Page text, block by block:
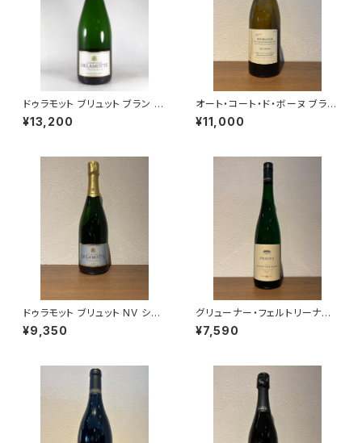
ドゥラモット ブリュット ブラン ド
ブラン NV 750ml シャンパーニ
ュ フランス シャルドネ100％
¥13,200
オート・コート・ド・ボーヌ ブラン
レ・コテ・グラニト 2022 ドメー
ヌ・ド・カシオペ 白ワイン 750m
¥11,000
ドゥラモット ブリュット NV シャ
ンパーニュ 750ml
¥9,350
グリューナー・フェルトリーナー
ヒンター・デル・ブルグ フェーダ
ーシュピール 2024 プラーガー
¥7,590